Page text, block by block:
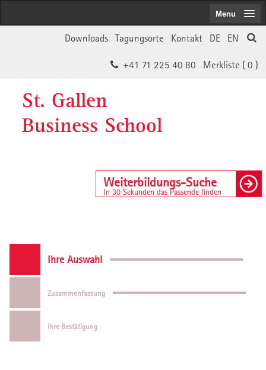
EN
DE
Kontakt
Tagungsorte
Downloads
Merkliste ( 0 )
+41 71 225 40 80
St. Gallen
Business School
Weiterbildungs-Suche
In 30 Sekunden das Passende finden
Menu
Ihre Auswahl
Zusammenfassung
Ihre Bestätigung